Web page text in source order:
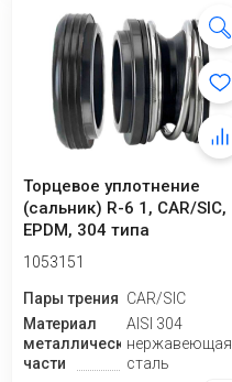
Торцевое уплотнение
(сальник) R-6 1, CAR/SIC,
EPDM, 304 типа
BURGMANN BT-PNT,...
1053151
Пары трения CAR/SIC
Материал
металлической
части
AISI 304
нержавеющая
сталь